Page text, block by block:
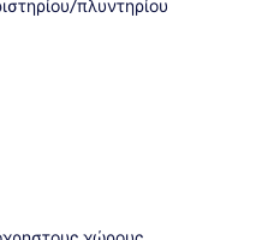
πλυντηρίου